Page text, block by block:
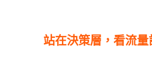
站在決策層，看流